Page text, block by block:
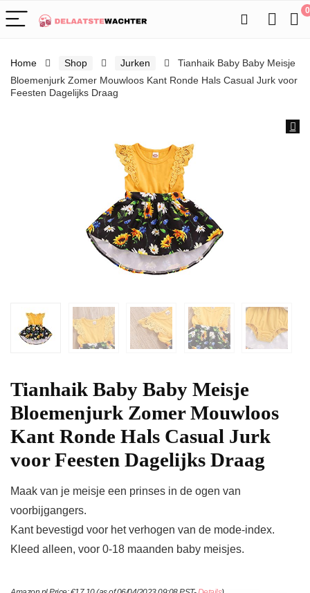
0
Home Shop Jurken
Tianhaik Baby Baby Meisje
Bloemenjurk Zomer Mouwloos Kant Ronde Hals Casual Jurk voor
Feesten Dagelijks Draag
Tianhaik Baby Baby Meisje
Bloemenjurk Zomer Mouwloos
Kant Ronde Hals Casual Jurk
voor Feesten Dagelijks Draag
Maak van je meisje een prinses in de ogen van
voorbijgangers.
Kant bevestigd voor het verhogen van de mode-index.
Kleed alleen, voor 0-18 maanden baby meisjes.